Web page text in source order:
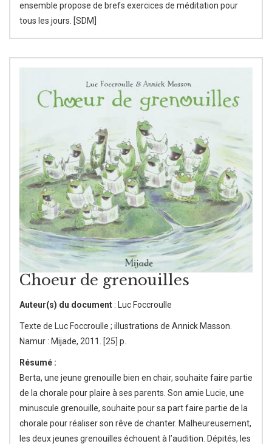
ensemble propose de brefs exercices de méditation pour
tous les jours. [SDM]
Choeur de grenouilles
Auteur(s) du document : Luc Foccroulle
Texte de Luc Foccroulle ; illustrations de Annick Masson.
Namur : Mijade, 2011. [25] p.
Résumé :
Berta, une jeune grenouille bien en chair, souhaite faire partie
de la chorale pour plaire à ses parents. Son amie Lucie, une
minuscule grenouille, souhaite pour sa part faire partie de la
chorale pour réaliser son rêve de chanter. Malheureusement,
les deux jeunes grenouilles échouent à l’audition. Dépités, les